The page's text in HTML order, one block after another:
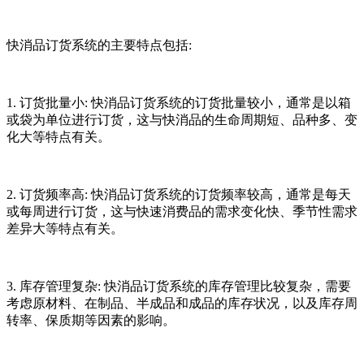
快消品订货系统的主要特点包括:
1. 订货批量小: 快消品订货系统的订货批量较小，通常是以箱
或袋为单位进行订货，这与快消品的生命周期短、品种多、变
化大等特点有关。
2. 订货频率高: 快消品订货系统的订货频率较高，通常是每天
或每周进行订货，这与快速消费品的需求变化快、季节性需求
差异大等特点有关。
3. 库存管理复杂: 快消品订货系统的库存管理比较复杂，需要
考虑原材料、在制品、半成品和成品的库存状况，以及库存周
转率、保质期等因素的影响。